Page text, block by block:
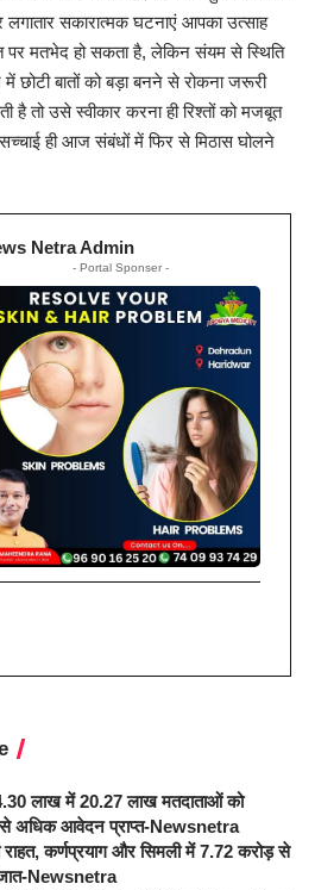
सकारात्मक घटनाएं आपका उत्साह
पर मतभेद हो सकता है, लेकिन संयम से स्थिति
छोटी बातों को बड़ा बनने से रोकना जरूरी
है तो उसे स्वीकार करना ही रिश्तों को मजबूत
ही आज संबंधों में फिर से मिठास घोलने
Netra Admin
- Portal Sponser -
लाख में 20.27 लाख मतदाताओं को
से अधिक आवेदन प्राप्त-Newsnetra
राहत, कर्णप्रयाग और सिमली में 7.72 करोड़ से
Newsnetra